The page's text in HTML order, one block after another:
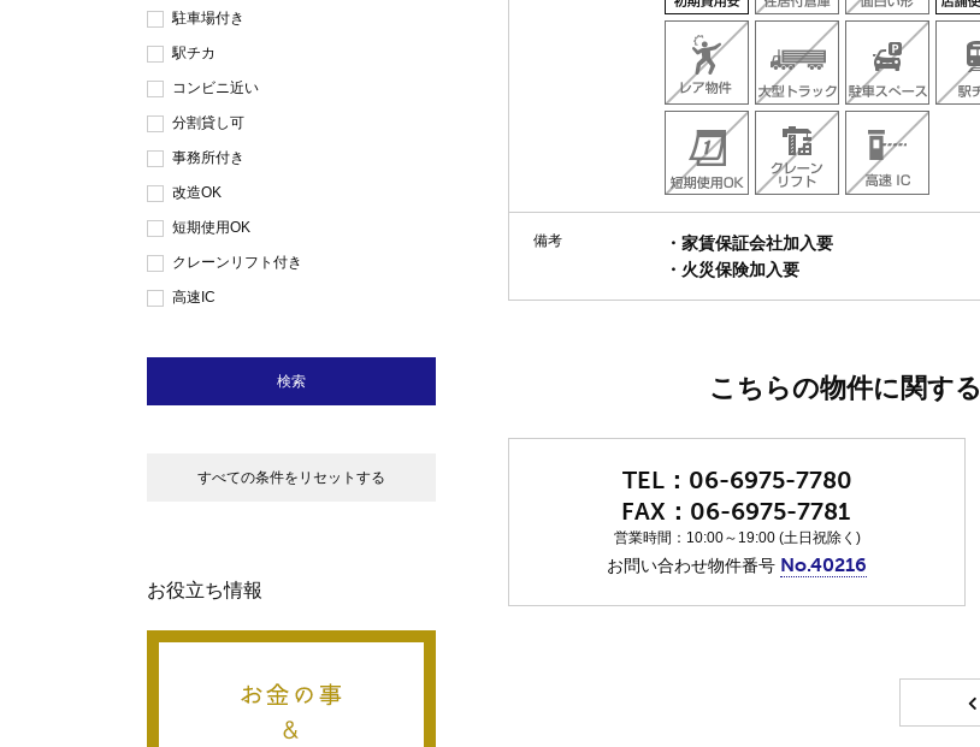
備考
・家賃保証会社加入要
・火災保険加入要
こちらの物件に関する
06-6975-7780
06-6975-7781
営業時間：10:00～19:00 (土日祝除く)
お問い合わせ物件番号 No.40216
駐車場付き
駅チカ
コンビニ近い
分割貸し可
事務所付き
改造OK
短期使用OK
クレーンリフト付き
高速IC
検索
すべての条件をリセットする
お役立ち情報